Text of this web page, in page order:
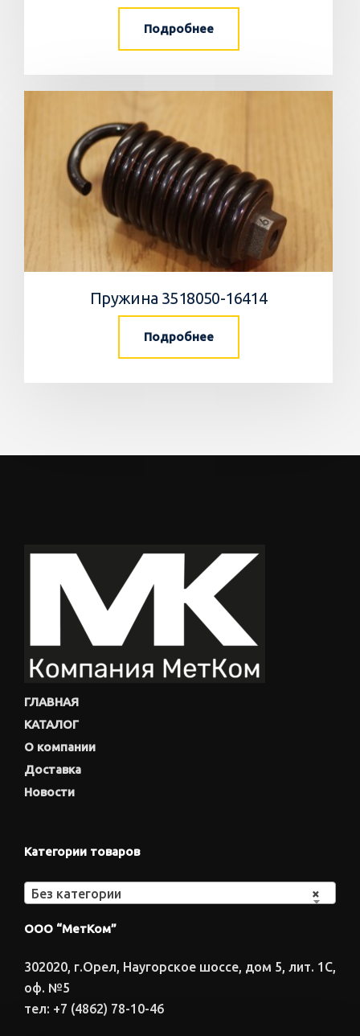
Подробнее
Пружина 3518050-16414
Подробнее
ГЛАВНАЯ
КАТАЛОГ
О компании
Доставка
Новости
Категории товаров
×
Без категории
ООО “МетКом”
302020, г.Орел, Наугорское шоссе, дом 5, лит. 1С,
оф. №5
тел: +7 (4862) 78-10-46